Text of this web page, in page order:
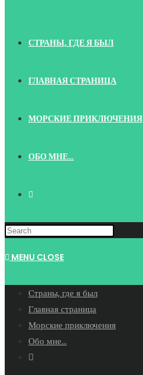
СТРАНЫ, ГДЕ Я БЫЛ
ГЛАВНАЯ СТРАНИЦА
МОРСКИЕ ПРИКЛЮЧЕНИЯ
ОБО МНЕ…
TOGGLE
WEBSITE
MENU CLOSE
Страны, где я был
Главная страница
Морские приключения
Обо мне…
Toggle